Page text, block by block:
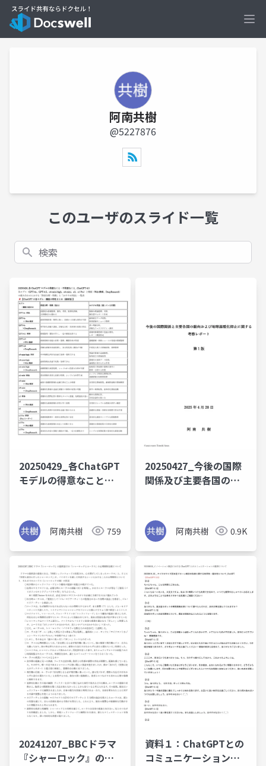
阿南共樹
@5227876
このユーザのスライド一覧
検索
20250429_各ChatGPT
モデルの得意なこと・
阿南共樹 759
20250427_今後の国際
関係及び主要各国の動
ト_第１版
阿南共樹 0.9K
20241207_BBCドラマ
『シャーロック』の最
資料１：ChatGPTとの
コミュニケーションの